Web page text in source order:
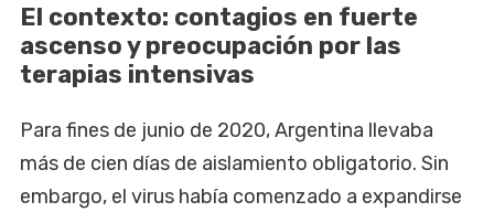
El contexto: contagios en fuerte
ascenso y preocupación por las
terapias intensivas
Para fines de junio de 2020, Argentina llevaba
más de cien días de aislamiento obligatorio. Sin
embargo, el virus había comenzado a expandirse